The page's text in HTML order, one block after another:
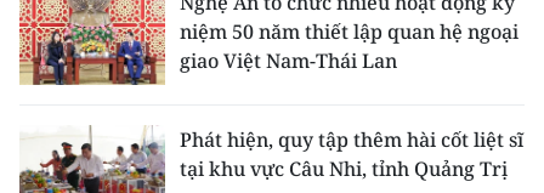
niệm 50 năm thiết lập quan hệ ngoại
giao Việt Nam-Thái Lan
Phát hiện, quy tập thêm hài cốt liệt sĩ
tại khu vực Câu Nhi, tỉnh Quảng Trị